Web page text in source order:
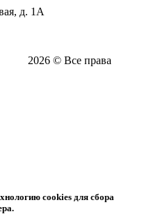
д. 1А
2026 © Все права
cookies для сбора